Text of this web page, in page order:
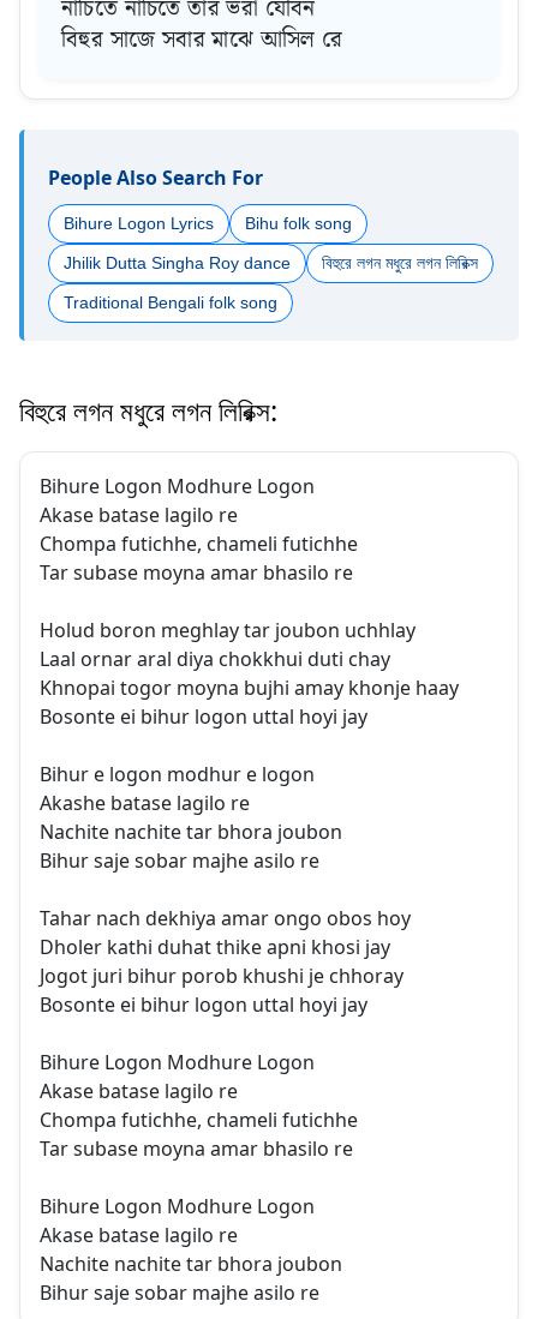
নাচিতে নাচিতে তার ভরা যৌবন
বিহুর সাজে সবার মাঝে আসিল রে
People Also Search For
Bihure Logon Lyrics Bihu folk song
Jhilik Dutta Singha Roy dance বিহুরে লগন মধুরে লগন লিরিক্স
Traditional Bengali folk song
বিহুরে লগন মধুরে লগন লিরিক্স:
Bihure Logon Modhure Logon
Akase batase lagilo re
Chompa futichhe, chameli futichhe
Tar subase moyna amar bhasilo re
Holud boron meghlay tar joubon uchhlay
Laal ornar aral diya chokkhui duti chay
Khnopai togor moyna bujhi amay khonje haay
Bosonte ei bihur logon uttal hoyi jay
Bihur e logon modhur e logon
Akashe batase lagilo re
Nachite nachite tar bhora joubon
Bihur saje sobar majhe asilo re
Tahar nach dekhiya amar ongo obos hoy
Dholer kathi duhat thike apni khosi jay
Jogot juri bihur porob khushi je chhoray
Bosonte ei bihur logon uttal hoyi jay
Bihure Logon Modhure Logon
Akase batase lagilo re
Chompa futichhe, chameli futichhe
Tar subase moyna amar bhasilo re
Bihure Logon Modhure Logon
Akase batase lagilo re
Nachite nachite tar bhora joubon
Bihur saje sobar majhe asilo re